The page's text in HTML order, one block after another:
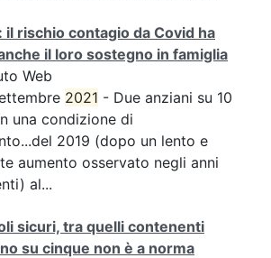
il rischio contagio da Covid ha
il loro sostegno in famiglia
Web
2021 - Due anziani su 10
una condizione di
2019 (dopo un lento e
aumento osservato negli anni
al...
sicuri, tra quelli contenenti
su cinque non è a norma